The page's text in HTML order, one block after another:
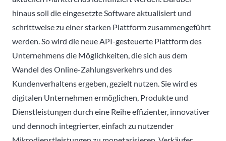
hinaus soll die eingesetzte Software aktualisiert und
schrittweise zu einer starken Plattform zusammengeführt
werden. So wird die neue API-gesteuerte Plattform des
Unternehmens die Möglichkeiten, die sich aus dem
Wandel des Online-Zahlungsverkehrs und des
Kundenverhaltens ergeben, gezielt nutzen. Sie wird es
digitalen Unternehmen ermöglichen, Produkte und
Dienstleistungen durch eine Reihe effizienter, innovativer
und dennoch integrierter, einfach zu nutzender